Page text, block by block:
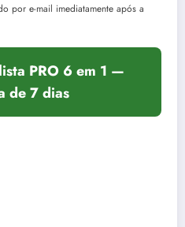
por e-mail imediatamente após a
PRO 6 em 1 —
de 7 dias